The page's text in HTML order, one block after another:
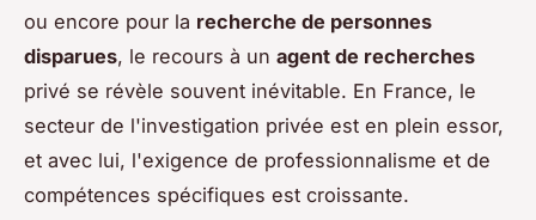
ou encore pour la recherche de personnes
disparues, le recours à un agent de recherches
privé se révèle souvent inévitable. En France, le
secteur de l'investigation privée est en plein essor,
et avec lui, l'exigence de professionnalisme et de
compétences spécifiques est croissante.